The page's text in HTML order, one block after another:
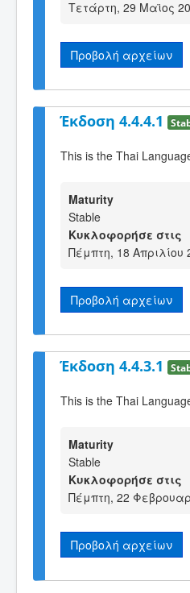
Τετάρτη, 29 Μαϊος
Προβολή αρχείων
Έκδοση 4.4.4.1
This is the Thai
Maturity
Stable
Κυκλοφορήσε στις
Πέμπτη, 18 Απριλίου
Προβολή αρχείων
Έκδοση 4.4.3.1
This is the Thai
Maturity
Stable
Κυκλοφορήσε στις
Πέμπτη, 22
Προβολή αρχείων